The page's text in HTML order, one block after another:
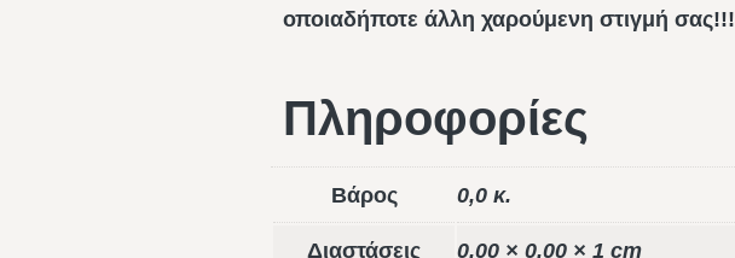
οποιαδήποτε άλλη χαρούμενη στιγμή σας!!!
Πληροφορίες
Βάρος 0,0 κ.
Διαστάσεις 0,00 × 0,00 × 1 cm